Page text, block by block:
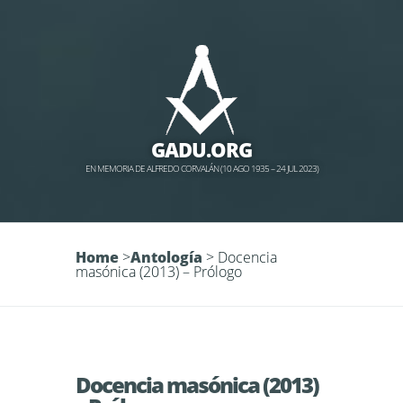
GADU.ORG
EN MEMORIA DE ALFREDO CORVALÁN (10 AGO 1935 – 24 JUL 2023)
Home >Antología > Docencia
masónica (2013) – Prólogo
Docencia masónica (2013)